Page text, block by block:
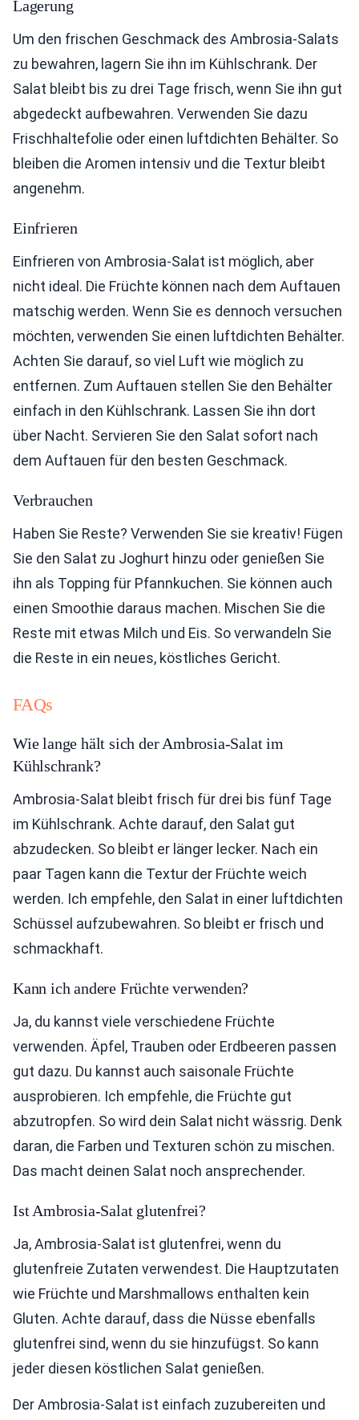
Lagerung
Um den frischen Geschmack des Ambrosia-Salats
zu bewahren, lagern Sie ihn im Kühlschrank. Der
Salat bleibt bis zu drei Tage frisch, wenn Sie ihn gut
abgedeckt aufbewahren. Verwenden Sie dazu
Frischhaltefolie oder einen luftdichten Behälter. So
bleiben die Aromen intensiv und die Textur bleibt
angenehm.
Einfrieren
Einfrieren von Ambrosia-Salat ist möglich, aber
nicht ideal. Die Früchte können nach dem Auftauen
matschig werden. Wenn Sie es dennoch versuchen
möchten, verwenden Sie einen luftdichten Behälter.
Achten Sie darauf, so viel Luft wie möglich zu
entfernen. Zum Auftauen stellen Sie den Behälter
einfach in den Kühlschrank. Lassen Sie ihn dort
über Nacht. Servieren Sie den Salat sofort nach
dem Auftauen für den besten Geschmack.
Verbrauchen
Haben Sie Reste? Verwenden Sie sie kreativ! Fügen
Sie den Salat zu Joghurt hinzu oder genießen Sie
ihn als Topping für Pfannkuchen. Sie können auch
einen Smoothie daraus machen. Mischen Sie die
Reste mit etwas Milch und Eis. So verwandeln Sie
die Reste in ein neues, köstliches Gericht.
FAQs
Wie lange hält sich der Ambrosia-Salat im
Kühlschrank?
Ambrosia-Salat bleibt frisch für drei bis fünf Tage
im Kühlschrank. Achte darauf, den Salat gut
abzudecken. So bleibt er länger lecker. Nach ein
paar Tagen kann die Textur der Früchte weich
werden. Ich empfehle, den Salat in einer luftdichten
Schüssel aufzubewahren. So bleibt er frisch und
schmackhaft.
Kann ich andere Früchte verwenden?
Ja, du kannst viele verschiedene Früchte
verwenden. Äpfel, Trauben oder Erdbeeren passen
gut dazu. Du kannst auch saisonale Früchte
ausprobieren. Ich empfehle, die Früchte gut
abzutropfen. So wird dein Salat nicht wässrig. Denk
daran, die Farben und Texturen schön zu mischen.
Das macht deinen Salat noch ansprechender.
Ist Ambrosia-Salat glutenfrei?
Ja, Ambrosia-Salat ist glutenfrei, wenn du
glutenfreie Zutaten verwendest. Die Hauptzutaten
wie Früchte und Marshmallows enthalten kein
Gluten. Achte darauf, dass die Nüsse ebenfalls
glutenfrei sind, wenn du sie hinzufügst. So kann
jeder diesen köstlichen Salat genießen.
Der Ambrosia-Salat ist einfach zuzubereiten und